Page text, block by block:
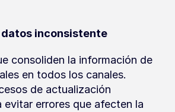
inconsistente
consoliden la información de
en todos los canales.
de actualización
evitar errores que afecten la